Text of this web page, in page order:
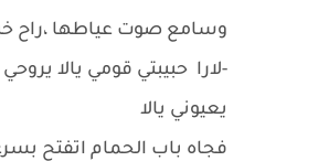
وسامع صوت عياطها ،راح
-لارا حبيبتي قومي يالا
يعيوني يالا
فجاه باب الحمام اتفتح